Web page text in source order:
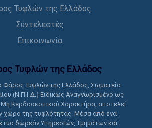
Τυφλών της Ελλάδος
Συντελεστές
Επικοινωνία
Τυφλών της Ελλάδoς
Φάρος Τυφλών της Ελλάδος, Σωματείο
(Ν.Π.Ι.Δ.) Ειδικώς Αναγνωρισμένο ως
Κερδοσκοπικού Χαρακτήρα, αποτελεί
χώρο της τυφλότητας. Μέσα από ένα
δωρεάν Υπηρεσιών, Τμημάτων και